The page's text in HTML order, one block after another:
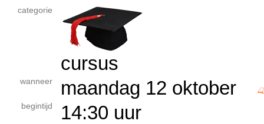
categorie
cursus
wanneer maandag 12 oktober
begintijd 14:30 uur